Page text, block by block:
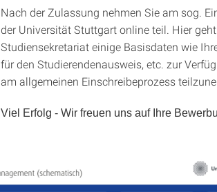
Nach der Zulassung nehmen Sie am sog.
der Universität Stuttgart online teil. Hier
Studiensekretariat einige Basisdaten wie
für den Studierendenausweis, etc. zur
am allgemeinen Einschreibeprozess
Viel Erfolg - Wir freuen uns auf Ihre